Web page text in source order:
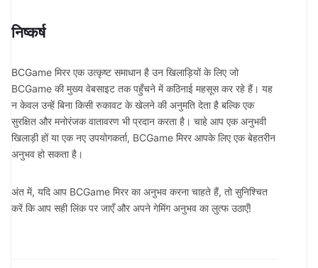
निष्कर्ष
BCGame मिरर एक उत्कृष्ट समाधान है उन खिलाड़ियों के लिए जो
BCGame की मुख्य वेबसाइट तक पहुँचने में कठिनाई महसूस कर रहे हैं। यह
न केवल उन्हें बिना किसी रुकावट के खेलने की अनुमति देता है बल्कि एक
सुरक्षित और मनोरंजक वातावरण भी प्रदान करता है। चाहे आप एक अनुभवी
खिलाड़ी हों या एक नए उपयोगकर्ता, BCGame मिरर आपके लिए एक बेहतरीन
अनुभव हो सकता है।
अंत में, यदि आप BCGame मिरर का अनुभव करना चाहते हैं, तो सुनिश्चित
करें कि आप सही लिंक पर जाएँ और अपने गेमिंग अनुभव का लुत्फ उठाएँ!